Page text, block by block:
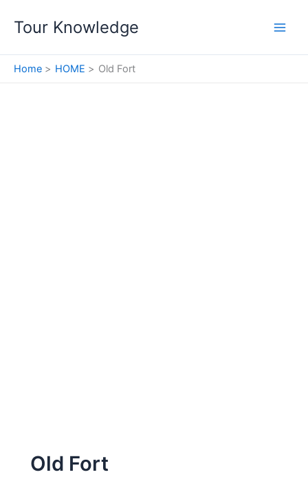
Tour Knowledge
Home HOME Old Fort
Old Fort